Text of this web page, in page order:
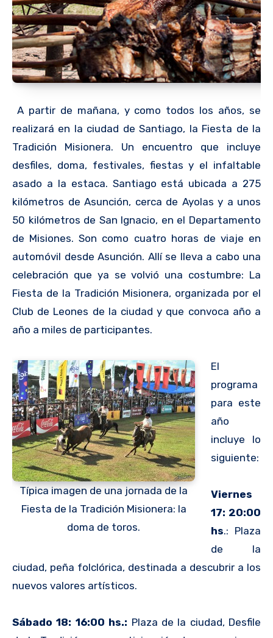
A partir de mañana, y como todos los años, se
realizará en la ciudad de Santiago, la Fiesta de la
Tradición Misionera. Un encuentro que incluye
desfiles, doma, festivales, fiestas y el infaltable
asado a la estaca. Santiago está ubicada a 275
kilómetros de Asunción, cerca de Ayolas y a unos
50 kilómetros de San Ignacio, en el Departamento
de Misiones. Son como cuatro horas de viaje en
automóvil desde Asunción. Allí se lleva a cabo una
celebración que ya se volvió una costumbre: La
Fiesta de la Tradición Misionera, organizada por el
Club de Leones de la ciudad y que convoca año a
año a miles de participantes.
Típica imagen de una jornada de la
Fiesta de la Tradición Misionera: la
doma de toros.
El
programa
para este
año
incluye lo
siguiente:
Viernes
17: 20:00
hs.: Plaza
de la
ciudad, peña folclórica, destinada a descubrir a los
nuevos valores artísticos.
Sábado 18: 16:00 hs.: Plaza de la ciudad, Desfile